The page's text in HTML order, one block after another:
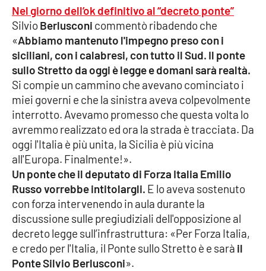
Lamezia Terme
PROGETTI
SPECIALI
Buona Sanità Calabria
LA
CALABRIAVISIONE
Destinazioni
Eventi
Food
Storie
Nel giorno dell’ok definitivo al “decreto ponte”
SilvioBerlusconi commentò ribadendo che
«Abbiamo mantenuto l'impegno preso con i
siciliani, con i calabresi, con tutto il Sud. Il ponte
sullo Stretto da oggi è legge e domani sarà realtà.
Si compie un cammino che avevano cominciato i
miei governi e che la sinistra aveva colpevolmente
interrotto. Avevamo promesso che questa volta lo
avremmo realizzato ed ora la strada è tracciata. Da
oggi l'Italia è più unita, la Sicilia è più vicina
all'Europa. Finalmente!».
Un ponte che il deputato di Forza Italia Emilio
Russo vorrebbe intitolargli. E lo aveva sostenuto
con forza intervenendo in aula durante la
discussione sulle pregiudiziali dell'opposizione al
decreto legge sull’infrastruttura: «Per Forza Italia,
e credo per l'Italia, il Ponte sullo Stretto è e sarà il
Ponte Silvio Berlusconi».